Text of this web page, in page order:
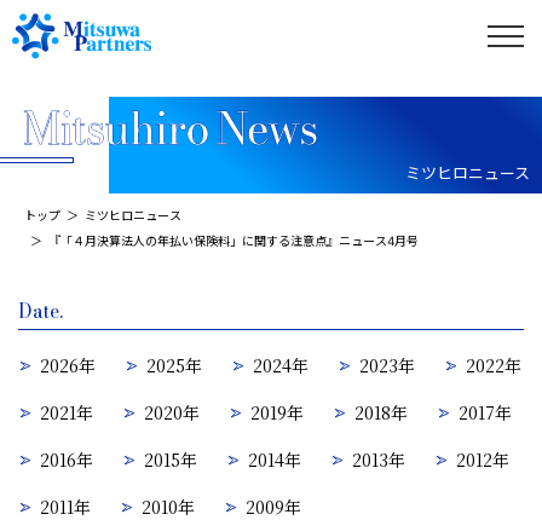
ミツヒロニュース
トップ
ミツヒロニュース
『「４月決算法人の年払い保険料」に関する注意点』ニュース4月号
Date.
2026年 2025年 2024年 2023年
2022年
2021年
2020年 2019年 2018年
2017年
2016年
2015年 2014年 2013年
2012年
2011年
2010年 2009年